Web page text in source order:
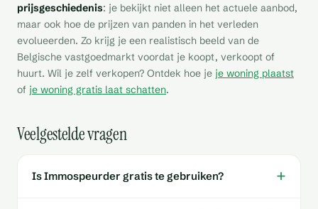
prijsgeschiedenis: je bekijkt niet alleen het actuele aanbod,
maar ook hoe de prijzen van panden in het verleden
evolueerden. Zo krijg je een realistisch beeld van de
Belgische vastgoedmarkt voordat je koopt, verkoopt of
huurt. Wil je zelf verkopen? Ontdek hoe je je woning plaatst
of je woning gratis laat schatten.
Veelgestelde vragen
Is Immospeurder gratis te gebruiken? +